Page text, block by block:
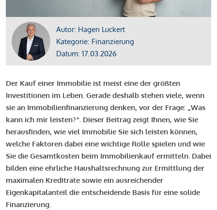
Autor: Hagen Luckert
Kategorie: Finanzierung
Datum: 17.03.2026
Der Kauf einer Immobilie ist meist eine der größten
Investitionen im Leben. Gerade deshalb stehen viele, wenn
sie an Immobilienfinanzierung denken, vor der Frage: „Was
kann ich mir leisten?“. Dieser Beitrag zeigt Ihnen, wie Sie
herausfinden, wie viel Immobilie Sie sich leisten können,
welche Faktoren dabei eine wichtige Rolle spielen und wie
Sie die Gesamtkosten beim Immobilienkauf ermitteln. Dabei
bilden eine ehrliche Haushaltsrechnung zur Ermittlung der
maximalen Kreditrate sowie ein ausreichender
Eigenkapitalanteil die entscheidende Basis für eine solide
Finanzierung.